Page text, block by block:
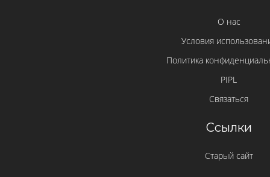
О нас
Условия
Политика
PIPL
Связаться
Ссылки
Старый сайт